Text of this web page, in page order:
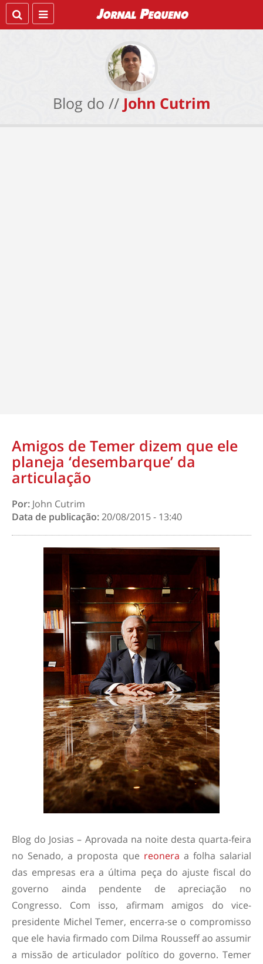
Blog do // John Cutrim
Amigos de Temer dizem que ele
planeja ‘desembarque’ da
articulação
Por: John Cutrim
Data de publicação:20/08/2015 - 13:40
Blog do Josias – Aprovada na noite desta quarta-feira
no Senado, a proposta que reonera a folha salarial
das empresas era a última peça do ajuste fiscal do
governo ainda pendente de apreciação no
Congresso. Com isso, afirmam amigos do vice-
presidente Michel Temer, encerra-se o compromisso
que ele havia firmado com Dilma Rousseff ao assumir
a missão de articulador político do governo. Temer